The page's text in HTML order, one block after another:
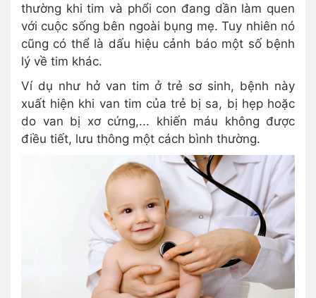
thường khi tim và phổi con đang dần làm quen
với cuộc sống bên ngoài bụng mẹ. Tuy nhiên nó
cũng có thể là dấu hiệu cảnh báo một số bệnh
lý về tim khác.
Ví dụ như hở van tim ở trẻ sơ sinh, bệnh này
xuất hiện khi van tim của trẻ bị sa, bị hẹp hoặc
do van bị xơ cứng,... khiến máu không được
điều tiết, lưu thông một cách bình thường.